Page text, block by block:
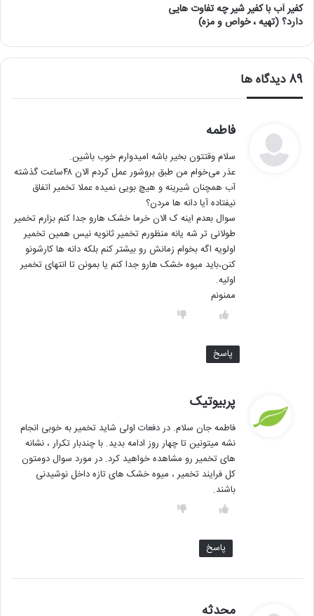
کفیر آب با کفیر شیر چه تفاوت هایی
دارد؟ (تهیه ، خواص و مزه)
‫89 دیدگاه ها
فاطمه
ت
:
سلام وقتتون بخیر باشه امیدوارم خوب باشین.
عذر می‌خوام من طبق بروشور عمل کردم الان ۴۸ساعت گذشته
آب همچنان شیرینه و هیچ بویی نمیده عملا تخمیر اتفاق
نیفتاده آیا دانه ها مردن؟
سوال بعدم اینه ک الان خرما خشک هارو جدا کنم بزارم تخمیر
طولانی تر شه یانه منظورم تخمیر ثانویه نیس همین تخمیر
اولویه اگه بخوام زمانش رو بیشتر کنم بلکه دانه ها کارشونو
کنن،باید میوه خشک هارو جدا کنم یا بمونن تا انتهای تخمیر
اولیه.
ممنونم
پاسخ
پربیوتیک
ت
فاطمه جان سلام. در دفعات اولی شاید تخمیر به خوبی انجام
نشه میتونین تا چهار روز ادامه بدید. با چندبار تکرار ، نشانه
های تخمیر رو مشاهده خواهید کرد. در مورد سوال دومتون
کل فرایند تخمیر ، میوه خشک های تازه داخل نوشیدنی
باشند.
پاسخ
محدثه